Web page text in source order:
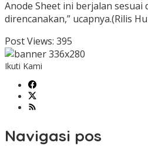
Anode Sheet ini berjalan sesuai
direncanakan,” ucapnya.(Rilis
Post Views: 395
Ikuti Kami
Navigasi pos